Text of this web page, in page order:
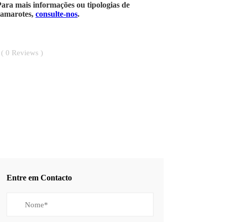
mais informações ou tipologias de
consulte-nos.
0 Reviews
Entre em Contacto